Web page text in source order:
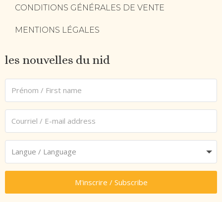
CONDITIONS GÉNÉRALES DE VENTE
MENTIONS LÉGALES
les nouvelles du nid
M'inscrire / Subscribe